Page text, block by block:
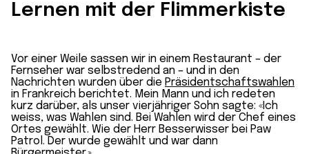
Lernen mit der Flimmerkiste
Vor einer Weile sassen wir in einem Restaurant – der
Fernseher war selbstredend an – und in den
Nachrichten wurden über die Präsidentschaftswahlen
in Frankreich berichtet. Mein Mann und ich redeten
kurz darüber, als unser vierjähriger Sohn sagte: «Ich
weiss, was Wahlen sind. Bei Wahlen wird der Chef eines
Ortes gewählt. Wie der Herr Besserwisser bei Paw
Patrol. Der wurde gewählt und war dann